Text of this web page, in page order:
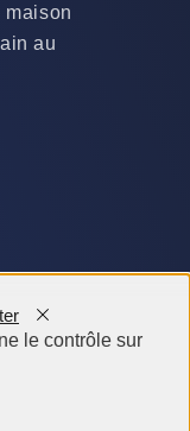
maison
au
le contrôle sur